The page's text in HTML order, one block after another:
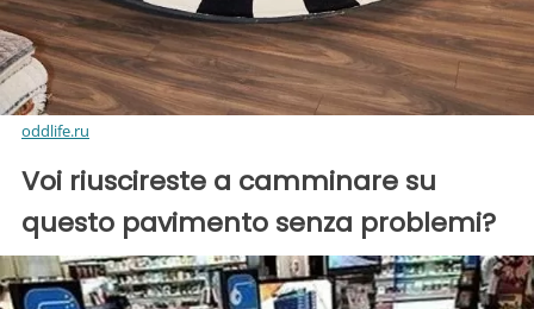
oddlife.ru
Voi riuscireste a camminare su
questo pavimento senza problemi?